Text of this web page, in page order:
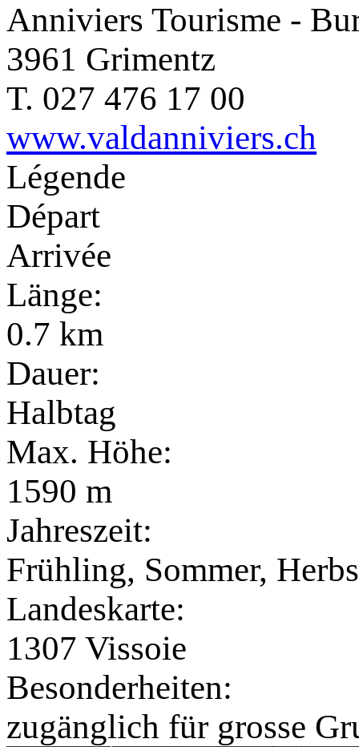
Anniviers Tourisme -
3961 Grimentz
T. 027 476 17 00
www.valdanniviers.ch
Légende
Départ
Arrivée
Länge:
0.7 km
Dauer:
Halbtag
Max. Höhe:
1590 m
Jahreszeit:
Frühling, Sommer,
Landeskarte:
1307 Vissoie
Besonderheiten:
zugänglich für grosse